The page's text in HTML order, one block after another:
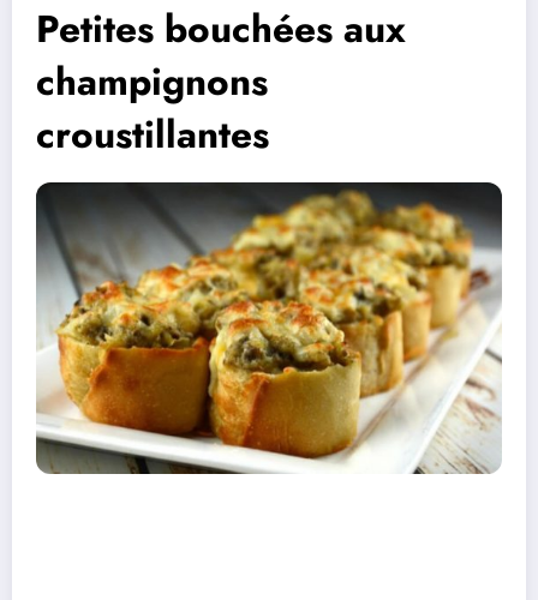
Petites bouchées aux
champignons
croustillantes